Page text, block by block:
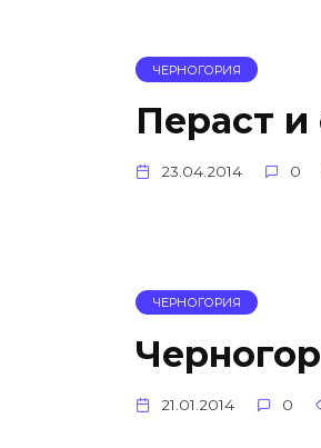
ЧЕРНОГОРИЯ
Пераст и
23.04.2014 0
ЧЕРНОГОРИЯ
21.01.2014 0